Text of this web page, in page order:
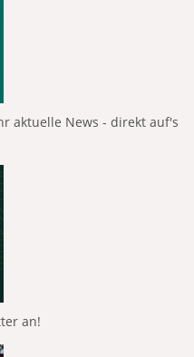
aktuelle News - direkt auf's
an!